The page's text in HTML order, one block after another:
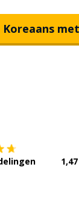
Koreaans